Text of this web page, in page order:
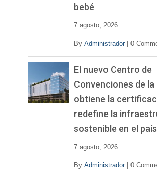
bebé
7 agosto, 2026
By Administrador 0
El nuevo Centro de
Convenciones de la
obtiene la
redefine la
sostenible en el país
7 agosto, 2026
By Administrador 0